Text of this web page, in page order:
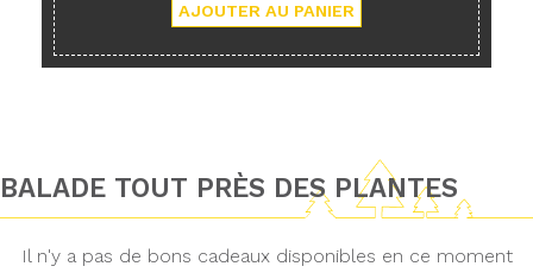
BALADE TOUT PRÈS DES PLANTES
Il n'y a pas de bons cadeaux disponibles en ce moment